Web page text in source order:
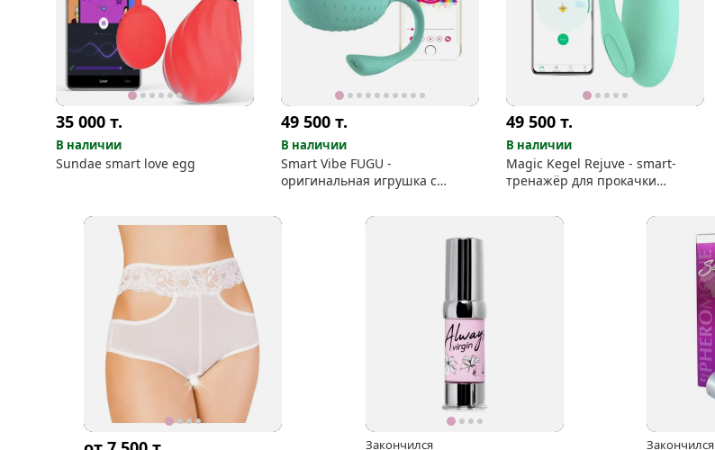
35 000 т.
В наличии
Sundae smart love egg
49 500 т.
В наличии
Smart Vibe FUGU -
оригинальная игрушка с
49 500 т.
В наличии
Magic Kegel Rejuve - smart-
тренажёр для прокачки
Закончился Закончился